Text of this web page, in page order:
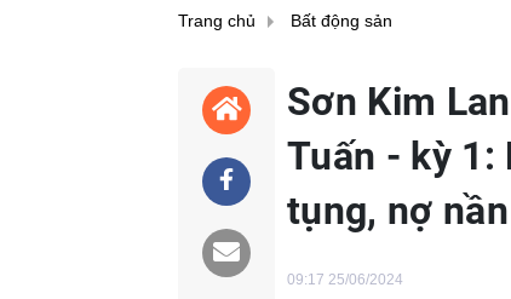
Trang chủ Bất động sản
Sơn Kim
Tuấn - kỳ 1:
tụng, nợ
09:17 25/06/2024